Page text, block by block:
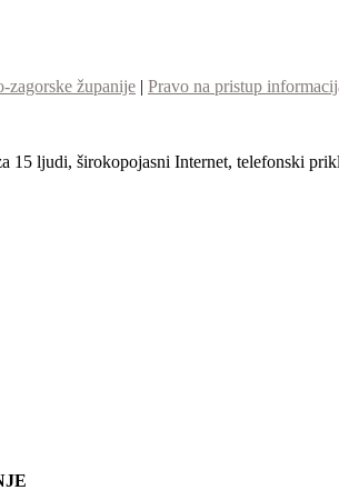
zagorske županije | Pravo na pristup
ljudi, širokopojasni Internet, telefonski